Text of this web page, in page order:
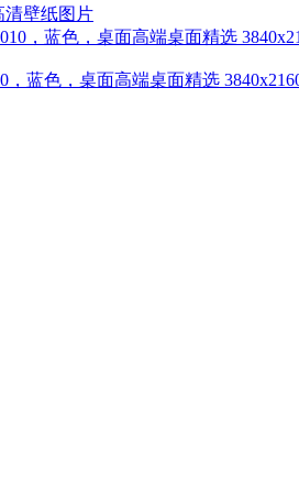
清壁纸图片
，蓝色，桌面高端桌面精选